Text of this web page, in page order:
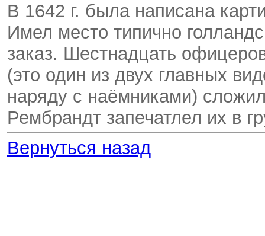
В 1642 г. была написана
Имел место типично
заказ. Шестнадцать
(это один из двух главных
наряду с наёмниками)
Рембрандт запечатлел их в
Вернуться назад